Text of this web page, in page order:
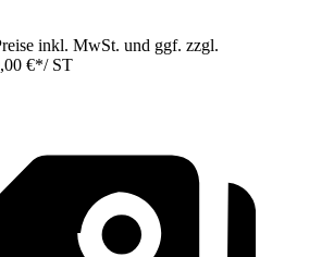
inkl. MwSt. und ggf. zzgl.
€*/ ST